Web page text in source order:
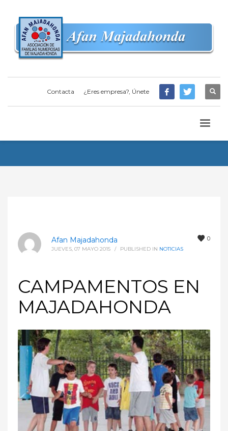
Contacta ¿Eres empresa?, Únete
0
Afan Majadahonda
JUEVES, 07 MAYO 2015 / PUBLISHED IN NOTICIAS
CAMPAMENTOS EN
MAJADAHONDA